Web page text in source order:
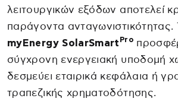
λειτουργικών εξόδων αποτελεί
παράγοντα ανταγωνιστικότητας.
myEnergy SolarSmart Pro
σύγχρονη ενεργειακή υποδομή
δεσμεύει εταιρικά κεφάλαια ή
τραπεζικής χρηματοδότησης.